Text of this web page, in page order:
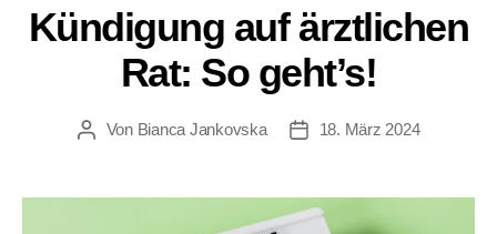
Kündigung auf ärztlichen
Rat: So geht’s!
Beitragsautor
Von Bianca Jankovska Beitragsdatum
18. März 2024